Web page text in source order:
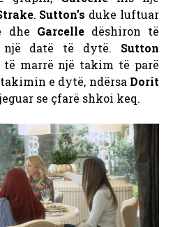
. Sutton’s duke luftuar
dhe Garcelledëshiron të
datë të dytë. Sutton
marrë një takim të parë
e dytë, ndërsa Dorit
se çfarë shkoi keq.